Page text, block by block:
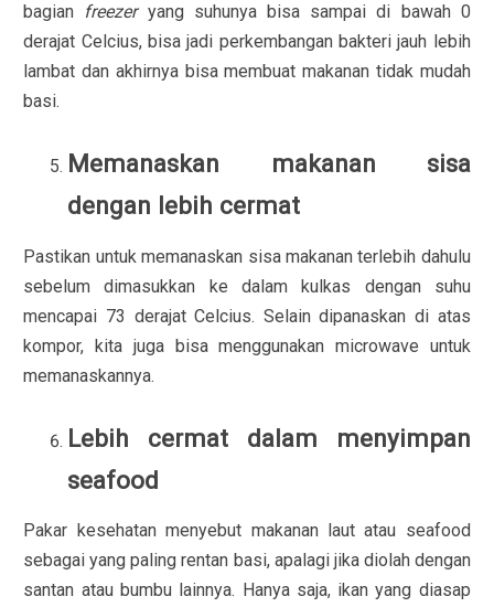
bagian freezeryang suhunya bisa sampai di bawah 0
derajat Celcius, bisa jadi perkembangan bakteri jauh lebih
lambat dan akhirnya bisa membuat makanan tidak mudah
basi.
Memanaskan makanan sisa
dengan lebih cermat
Pastikan untuk memanaskan sisa makanan terlebih dahulu
sebelum dimasukkan ke dalam kulkas dengan suhu
mencapai 73 derajat Celcius. Selain dipanaskan di atas
kompor, kita juga bisa menggunakan microwave untuk
memanaskannya.
Lebih cermat dalam menyimpan
seafood
Pakar kesehatan menyebut makanan laut atau seafood
sebagai yang paling rentan basi, apalagi jika diolah dengan
santan atau bumbu lainnya. Hanya saja, ikan yang diasap